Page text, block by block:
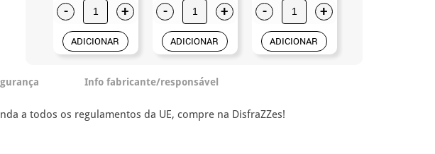
- +
ADICIONAR
- +
ADICIONAR
- +
ADICIONAR
Info fabricante/responsável
a todos os regulamentos da UE, compre na DisfraZZes!